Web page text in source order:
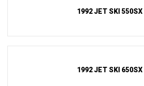
1992 JET SKI 550SX
1992 JET SKI 650SX